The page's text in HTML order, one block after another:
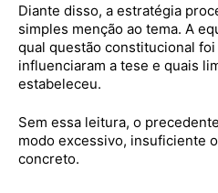
Diante disso, a estratégia
simples menção ao tema. A
qual questão constitucional
influenciaram a tese e quais
estabeleceu.
Sem essa leitura, o
modo excessivo, insuficiente
concreto.